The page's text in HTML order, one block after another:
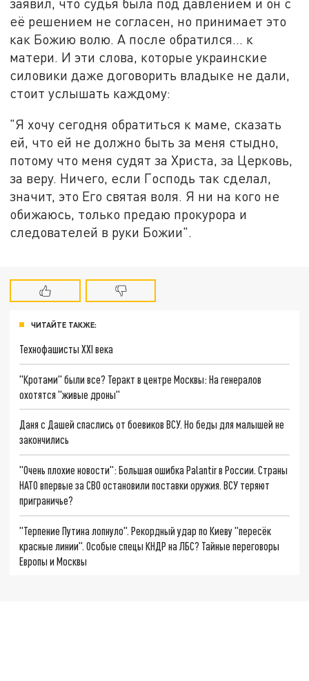
её решением не согласен, но принимает это
как Божию волю. А после обратился… к
матери. И эти слова, которые украинские
силовики даже договорить владыке не дали,
стоит услышать каждому:
"Я хочу сегодня обратиться к маме, сказать
ей, что ей не должно быть за меня стыдно,
потому что меня судят за Христа, за Церковь,
за веру. Ничего, если Господь так сделал,
значит, это Его святая воля. Я ни на кого не
обижаюсь, только предаю прокурора и
следователей в руки Божии".
ЧИТАЙТЕ ТАКЖЕ:
Технофашисты XXI века
"Кротами" были все? Теракт в центре Москвы: На генералов
охотятся "живые дроны"
Даня с Дашей спаслись от боевиков ВСУ. Но беды для малышей не
закончились
"Очень плохие новости": Большая ошибка Palantir в России. Страны
НАТО впервые за СВО остановили поставки оружия. ВСУ теряют
приграничье?
"Терпение Путина лопнуло". Рекордный удар по Киеву "пересёк
красные линии". Особые спецы КНДР на ЛБС? Тайные переговоры
Европы и Москвы